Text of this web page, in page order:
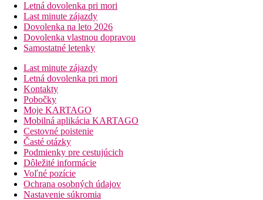
Pláž
Ležadlá a slnečníky pri bazéne zadarmo
Hotel priamo pri pláži
Plážová dovolenka
bazény
Detský bazén
Fotogaléria
Letná dovolenka pri mori
Last minute zájazdy
Dovolenka na leto 2026
Dovolenka vlastnou dopravou
Samostatné letenky
Last minute zájazdy
Letná dovolenka pri mori
Kontakty
Pobočky
Moje KARTAGO
Mobilná aplikácia KARTAGO
Cestovné poistenie
Časté otázky
Podmienky pre cestujúcich
Dôležité informácie
Voľné pozície
Ochrana osobných údajov
Nastavenie súkromia